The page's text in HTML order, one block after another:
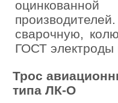
сварочную,
ГОСТ электроды
Трос
типа ЛК-О